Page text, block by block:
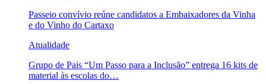
Passeio convívio reúne candidatos a Embaixadores da Vinha
e do Vinho do Cartaxo
Atualidade
Grupo de Pais “Um Passo para a Inclusão” entrega 16 kits de
material às escolas do…